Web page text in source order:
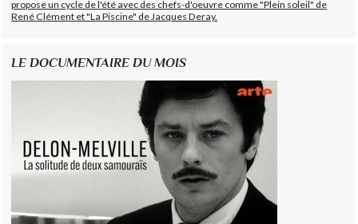
propose un cycle de l'été avec des chefs-d'oeuvre comme "Plein soleil" de
René Clément et "La Piscine" de Jacques Deray.
LE DOCUMENTAIRE DU MOIS